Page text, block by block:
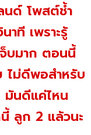
ด์ โพสต์ช้ำ
าที เพราะรู้
บมาก ตอนนี้
ไม่ดีพอสำหรับ
มันดีแค่ไหน
ลูก 2 แล้วนะ